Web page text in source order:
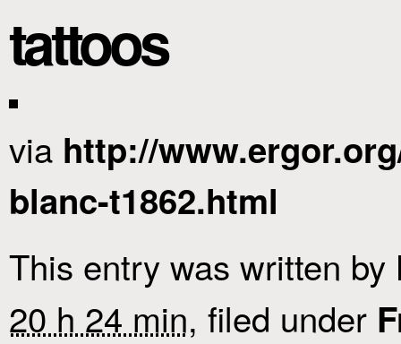
tattoos
via http://
blanc-t1862.html
This entry was written by
20 h 24 min, filed under